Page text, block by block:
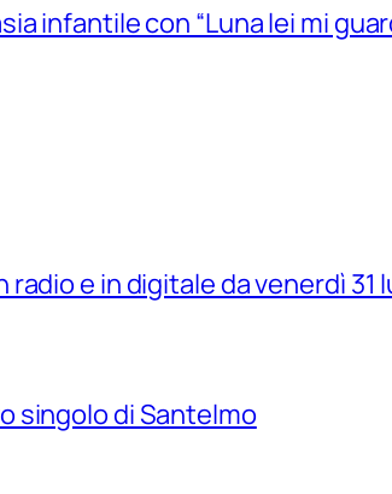
infantile con “Luna lei mi
radio e in digitale da venerdì 31
singolo di Santelmo